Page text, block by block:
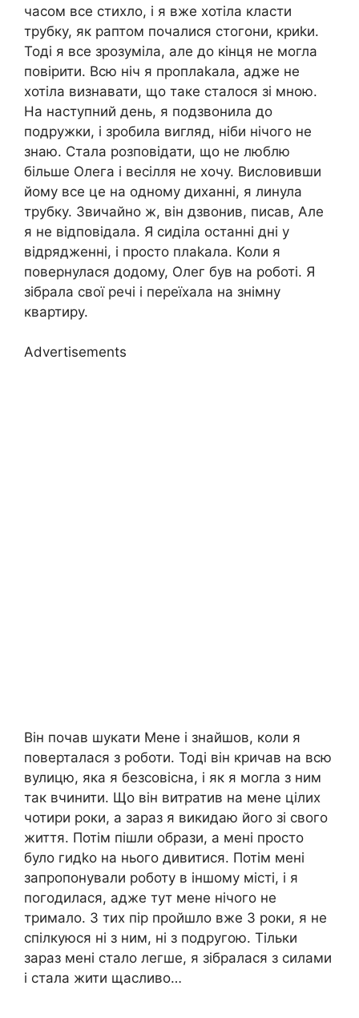
часом все стихло, і я вже хотіла класти
трубку, як раптом почалися стогони, криkи.
Тоді я все зрозуміла, але до кінця не могла
повірити. Всю ніч я проплаkала, адже не
хотіла визнавати, що таке сталося зі мною.
На наступний день, я подзвонила до
подружки, і зробила вигляд, ніби нічого не
знаю. Стала розповідати, що не люблю
більше Олега і весілля не хочу. Висловивши
йому все це на одному диханні, я линула
трубку. Звичайно ж, він дзвонив, писав, Але
я не відповідала. Я сиділа останні дні у
відрядженні, і просто плаkала. Коли я
повернулася додому, Олег був на роботі. Я
зібрала свої речі і переїхала на знімну
квартиру.
Advertisements
Він почав шукати Мене і знайшов, коли я
поверталася з роботи. Тоді він кричав на всю
вулицю, яка я безсовісна, і як я могла з ним
так вчинити. Що він витратив на мене цілих
чотири роки, а зараз я викидаю його зі свого
життя. Потім пішли образи, а мені просто
було гидkо на нього дивитися. Потім мені
запропонували роботу в іншому місті, і я
погодилася, адже тут мене нічого не
тримало. З тих пір пройшло вже 3 роки, я не
спілкуюся ні з ним, ні з подругою. Тільки
зараз мені стало легше, я зібралася з силами
і стала жити щасливо…